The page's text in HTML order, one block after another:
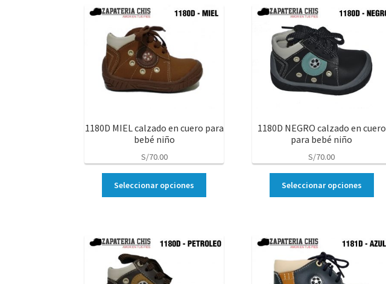
1180D MIEL calzado en cuero para
bebé niño
S/70.00
Seleccionar opciones
1180D NEGRO calzado en cuero
para bebé niño
S/70.00
Seleccionar opciones